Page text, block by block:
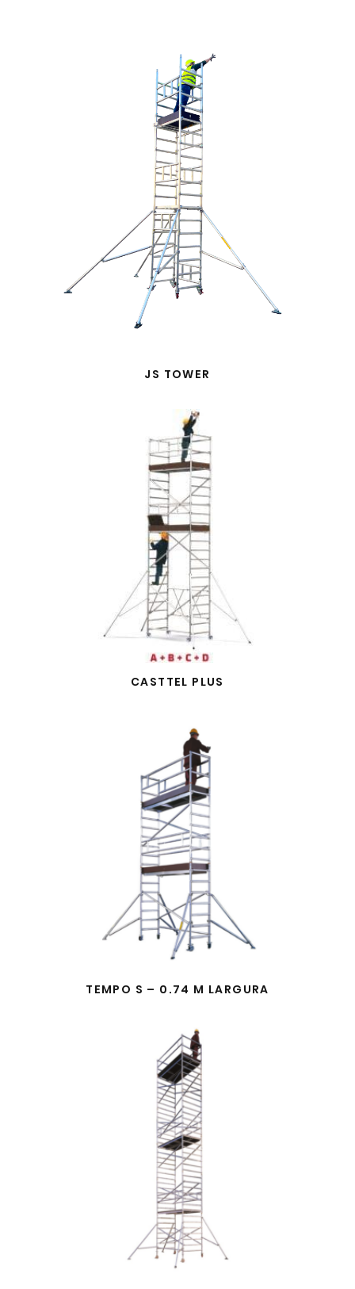
JS TOWER
CASTTEL PLUS
TEMPO S – 0.74 M LARGURA